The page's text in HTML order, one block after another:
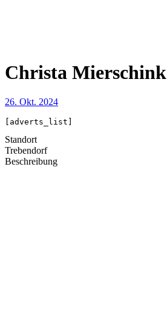
Christa Mierschink
26. Okt. 2024
[adverts_list]
Standort
Trebendorf
Beschreibung